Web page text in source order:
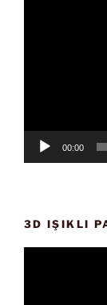
00:00
3D IŞIKLI